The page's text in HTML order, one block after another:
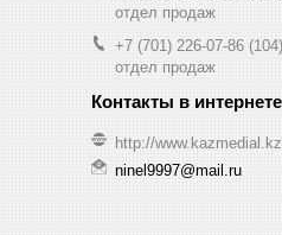
отдел продаж
+7 (701) 226-07-86 104
отдел продаж
http://www.kazmedial.kz
ninel9997@mail.ru